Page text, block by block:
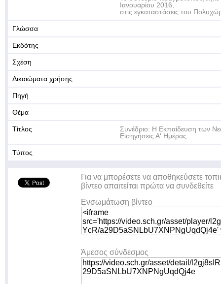
Ιανουαρίου 2016,
στις εγκαταστάσεις του
Γλώσσα
Εκδότης
Σχέση
Δικαιώματα χρήσης
Πηγή
Θέμα
Τίτλος
Συνέδριο: Η Εκπαίδευση των
Εισηγήσεις Α' Ημέρας
Τύπος
Για να μπορέσετε να αποθηκεύσετε
βίντεο απαιτείται πρώτα να συνδεθείτε
Ενσωμάτωση βίντεο
Άμεσος σύνδεσμος